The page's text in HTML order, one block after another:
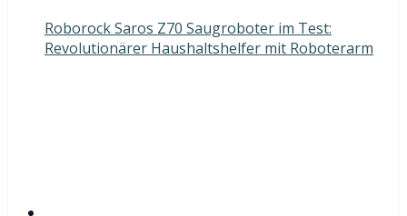
Roborock Saros Z70 Saugroboter im Test:
Revolutionärer Haushaltshelfer mit Roboterarm